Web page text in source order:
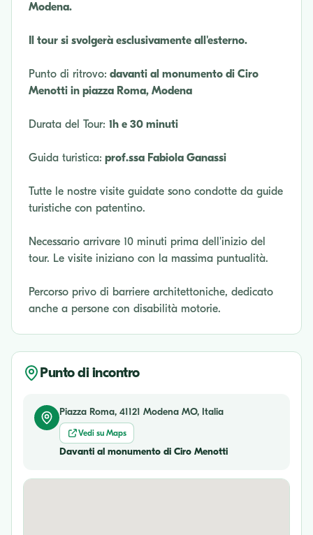
Modena.
Il tour si svolgerà esclusivamente all'esterno.
Punto di ritrovo: davanti al monumento di Ciro
Menotti in piazza Roma, Modena
Durata del Tour: 1h e 30 minuti
Guida turistica: prof.ssa Fabiola Ganassi
Tutte le nostre visite guidate sono condotte da guide
turistiche con patentino.
Necessario arrivare 10 minuti prima dell'inizio del
tour. Le visite iniziano con la massima puntualità.
Percorso privo di barriere architettoniche, dedicato
anche a persone con disabilità motorie.
Punto di incontro
Piazza Roma, 41121 Modena MO, Italia
Vedi su Maps
Davanti al monumento di Ciro Menotti